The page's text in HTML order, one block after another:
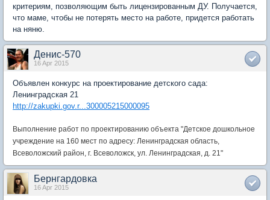
критериям, позволяющим быть лицензированным ДУ. Получается,
что маме, чтобы не потерять место на работе, придется работать
на няню.
Денис-570
16 Apr 2015
Объявлен конкурс на проектирование детского сада:
Ленинградская 21
http://zakupki.gov.r...300005215000095
Выполнение работ по проектированию объекта "Детское дошкольное
учреждение на 160 мест по адресу: Ленинградская область,
Всеволожский район, г. Всеволожск, ул. Ленинградская, д. 21"
Бернгардовка
16 Apr 2015